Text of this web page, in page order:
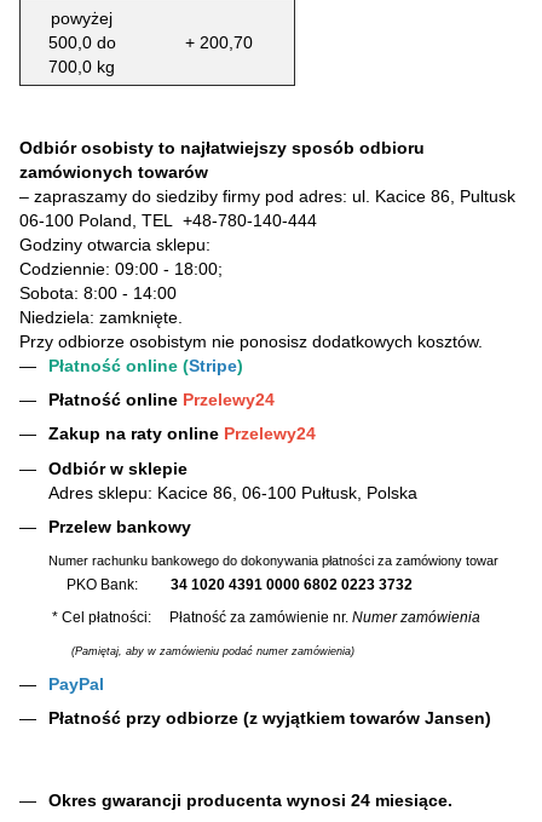
powyżej
500,0 do
700,0 kg
+ 200,70
Odbiór osobisty to najłatwiejszy sposób odbioru
zamówionych towarów
– zapraszamy do siedziby firmy pod adres: ul. Kacice 86, Pultusk
06-100 Poland, TEL +48-780-140-444
Godziny otwarcia sklepu:
Codziennie: 09:00 - 18:00;
Sobota: 8:00 - 14:00
Niedziela: zamknięte.
Przy odbiorze osobistym nie ponosisz dodatkowych kosztów.
Płatność online (Stripe)
Płatność online Przelewy24
Zakup na raty online Przelewy24
Odbiór w sklepie
Adres sklepu: Kacice 86, 06-100 Pułtusk, Polska
Przelew bankowy
Numer rachunku bankowego do dokonywania płatności za zamówiony towar
PKO Bank: 34 1020 4391 0000 6802 0223 3732
* Cel płatności: Płatność za zamówienie nr. Numer zamówienia
(Pamiętaj, aby w zamówieniu podać numer zamówienia)
PayPal
Płatność przy odbiorze (z wyjątkiem towarów Jansen)
Okres gwarancji producenta wynosi 24 miesiące.